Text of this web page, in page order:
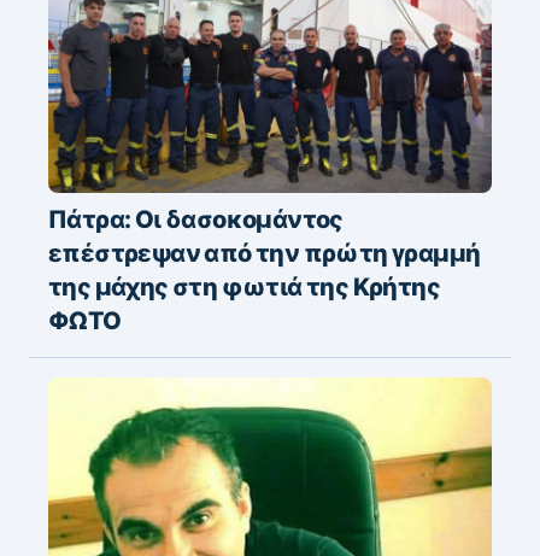
Πάτρα: Οι δασοκομάντος
επέστρεψαν από την πρώτη γραμμή
της μάχης στη φωτιά της Κρήτης
ΦΩΤΟ